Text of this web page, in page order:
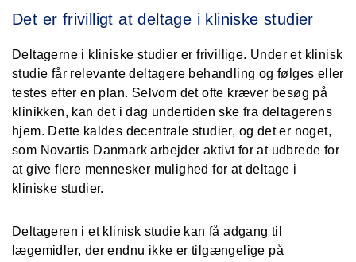
Det er frivilligt at deltage i kliniske studier
Deltagerne i kliniske studier er frivillige. Under et klinisk
studie får relevante deltagere behandling og følges eller
testes efter en plan. Selvom det ofte kræver besøg på
klinikken, kan det i dag undertiden ske fra deltagerens
hjem. Dette kaldes decentrale studier, og det er noget,
som Novartis Danmark arbejder aktivt for at udbrede for
at give flere mennesker mulighed for at deltage i
kliniske studier.
Deltageren i et klinisk studie kan få adgang til
lægemidler, der endnu ikke er tilgængelige på